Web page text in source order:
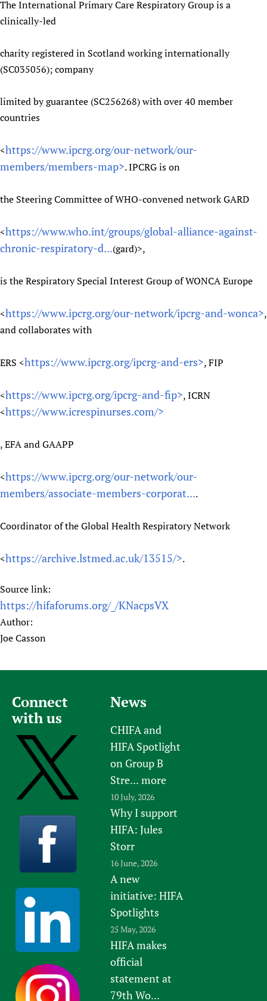
The International Primary Care Respiratory Group is a
clinically-led
charity registered in Scotland working internationally
(SC035056); company
limited by guarantee (SC256268) with over 40 member
countries
<https://www.ipcrg.org/our-network/our-
members/members-map>. IPCRG is on
the Steering Committee of WHO-convened network GARD
<https://www.who.int/groups/global-alliance-against-
chronic-respiratory-d...(gard)>,
is the Respiratory Special Interest Group of WONCA Europe
<https://www.ipcrg.org/our-network/ipcrg-and-wonca>,
and collaborates with
ERS <https://www.ipcrg.org/ipcrg-and-ers>, FIP
<https://www.ipcrg.org/ipcrg-and-fip>, ICRN
<https://www.icrespinurses.com/>
, EFA and GAAPP
<https://www.ipcrg.org/our-network/our-
members/associate-members-corporat....
Coordinator of the Global Health Respiratory Network
<https://archive.lstmed.ac.uk/13515/>.
Source link:
https://hifaforums.org/_/KNacpsVX
Author:
Joe Casson
Connect
with us
News
CHIFA and
HIFA Spotlight
on Group B
Stre... more
10 July, 2026
Why I support
HIFA: Jules
Storr
16 June, 2026
A new
initiative: HIFA
Spotlights
25 May, 2026
HIFA makes
official
statement at
79th Wo...